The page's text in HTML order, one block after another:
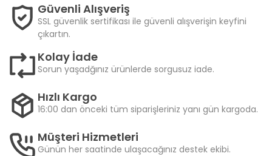
Güvenli Alışveriş
SSL güvenlik sertifikası ile güvenli alışverişin keyfini
çıkartın.
Kolay İade
Sorun yaşadğınız ürünlerde sorgusuz iade.
Hızlı Kargo
16:00 dan önceki tüm siparişleriniz yanı gün kargoda.
Müşteri Hizmetleri
Günün her saatinde ulaşacağınız destek ekibi.